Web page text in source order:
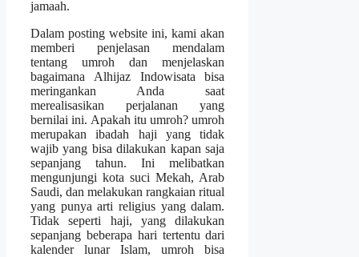
jamaah.
Dalam posting website ini, kami akan
memberi penjelasan mendalam
tentang umroh dan menjelaskan
bagaimana Alhijaz Indowisata bisa
meringankan Anda saat
merealisasikan perjalanan yang
bernilai ini. Apakah itu umroh? umroh
merupakan ibadah haji yang tidak
wajib yang bisa dilakukan kapan saja
sepanjang tahun. Ini melibatkan
mengunjungi kota suci Mekah, Arab
Saudi, dan melakukan rangkaian ritual
yang punya arti religius yang dalam.
Tidak seperti haji, yang dilakukan
sepanjang beberapa hari tertentu dari
kalender lunar Islam, umroh bisa